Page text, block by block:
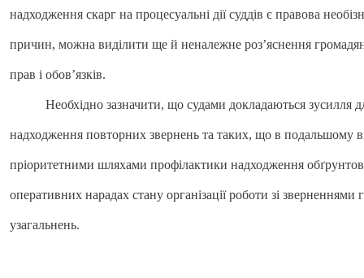
надходження скарг на процесуальні дії суддів є правова
причин, можна виділити ще й неналежне роз’яснення
прав і обов’язків.
Необхідно зазначити, що судами докладаються зусилля
надходження повторних звернень та таких, що в подальшому
пріоритетними шляхами профілактики надходження
оперативних нарадах стану організації роботи зі
узагальнень.